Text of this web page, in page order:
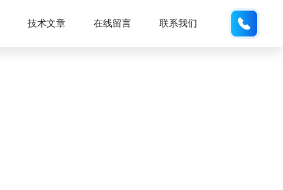
技术文章 在线留言 联系我们